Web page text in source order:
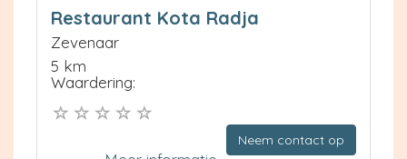
Restaurant Kota Radja
Zevenaar
5 km
Waardering:
Neem contact op